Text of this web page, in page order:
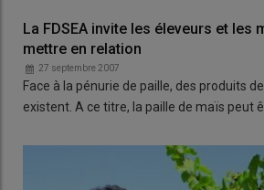
La FDSEA invite les éleveurs et les
mettre en relation
27 septembre 2007
Face à la pénurie de paille, des produits
existent. A ce titre, la paille de maïs peut